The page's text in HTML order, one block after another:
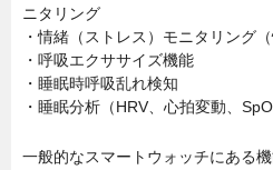
ニタリング
・情緒（ストレス）モニタリング
・呼吸エクササイズ機能
・睡眠時呼吸乱れ検知
・睡眠分析（HRV、心拍変動、
一般的なスマートウォッチにある